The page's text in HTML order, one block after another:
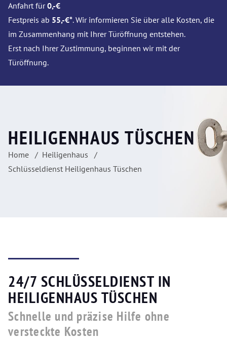
Anfahrt für0,-€
Festpreis ab 55,-€*. Wir informieren Sie über alle Kosten, die
im Zusammenhang mit Ihrer Türöffnung entstehen.
Erst nach Ihrer Zustimmung, beginnen wir mit der
Türöffnung.
HEILIGENHAUS TÜSCHEN
Home
Heiligenhaus
Schlüsseldienst Heiligenhaus Tüschen
24/7 SCHLÜSSELDIENST IN
HEILIGENHAUS TÜSCHEN
Schnelle und präzise Hilfe ohne
versteckte Kosten